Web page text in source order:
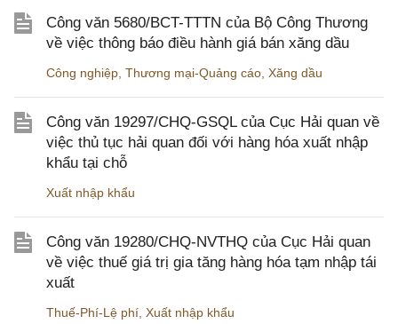
Công văn 5680/BCT-TTTN của Bộ Công Thương
về việc thông báo điều hành giá bán xăng dầu
Công nghiệp Thương mại-Quảng cáo Xăng dầu
Công văn 19297/CHQ-GSQL của Cục Hải quan về
việc thủ tục hải quan đối với hàng hóa xuất nhập
khẩu tại chỗ
Xuất nhập khẩu
Công văn 19280/CHQ-NVTHQ của Cục Hải quan
về việc thuế giá trị gia tăng hàng hóa tạm nhập tái
xuất
Thuế-Phí-Lệ phí Xuất nhập khẩu